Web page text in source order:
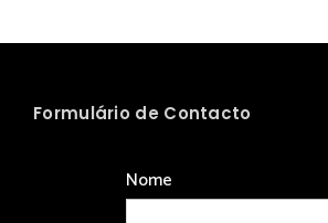
Formulário de Contacto
Nome